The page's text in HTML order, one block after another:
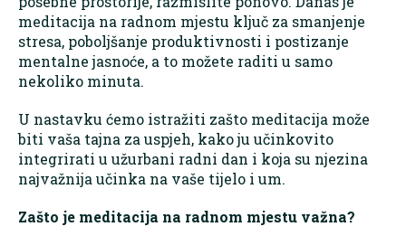
meditacija na radnom mjestu ključ za smanjenje
stresa, poboljšanje produktivnosti i postizanje
mentalne jasnoće, a to možete raditi u samo
nekoliko minuta.
U nastavku ćemo istražiti zašto meditacija može
biti vaša tajna za uspjeh, kako ju učinkovito
integrirati u užurbani radni dan i koja su njezina
najvažnija učinka na vaše tijelo i um.
Zašto je meditacija na radnom mjestu važna?